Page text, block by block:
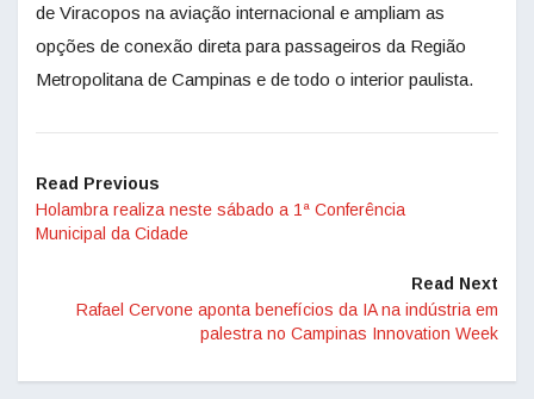
de Viracopos na aviação internacional e ampliam as
opções de conexão direta para passageiros da Região
Metropolitana de Campinas e de todo o interior paulista.
Read Previous
Holambra realiza neste sábado a 1ª Conferência
Municipal da Cidade
Read Next
Rafael Cervone aponta benefícios da IA na indústria em
palestra no Campinas Innovation Week